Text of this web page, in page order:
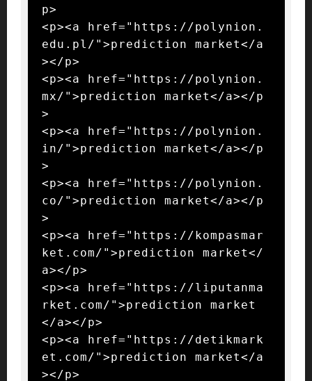
p>
<p><a href="https://polynion.
edu.pl/">prediction market</a
></p>
<p><a href="https://polynion.
mx/">prediction market</a></p
>
<p><a href="https://polynion.
in/">prediction market</a></p
>
<p><a href="https://polynion.
co/">prediction market</a></p
>
<p><a href="https://kompasmar
ket.com/">prediction market</
a></p>
<p><a href="https://liputanma
rket.com/">prediction market
</a></p>
<p><a href="https://detikmark
et.com/">prediction market</a
></p>